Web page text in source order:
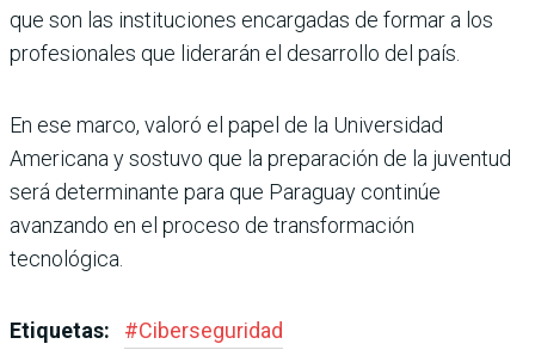
que son las instituciones encargadas de formar a los
profesionales que liderarán el desarrollo del país.
En ese marco, valoró el papel de la Universidad
Americana y sostuvo que la preparación de la juventud
será determinante para que Paraguay continúe
avanzando en el proceso de transformación
tecnológica.
Etiquetas: #Ciberseguridad